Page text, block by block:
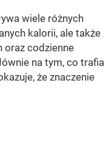
wiele różnych
kalorii, ale także
oraz codzienne
na tym, co trafia
że znaczenie